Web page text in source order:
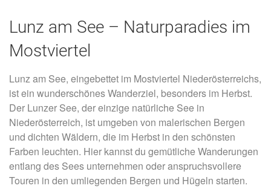
Lunz am See – Naturparadies im
Mostviertel
Lunz am See, eingebettet im Mostviertel Niederösterreichs,
ist ein wunderschönes Wanderziel, besonders im Herbst.
Der Lunzer See, der einzige natürliche See in
Niederösterreich, ist umgeben von malerischen Bergen
und dichten Wäldern, die im Herbst in den schönsten
Farben leuchten. Hier kannst du gemütliche Wanderungen
entlang des Sees unternehmen oder anspruchsvollere
Touren in den umliegenden Bergen und Hügeln starten.